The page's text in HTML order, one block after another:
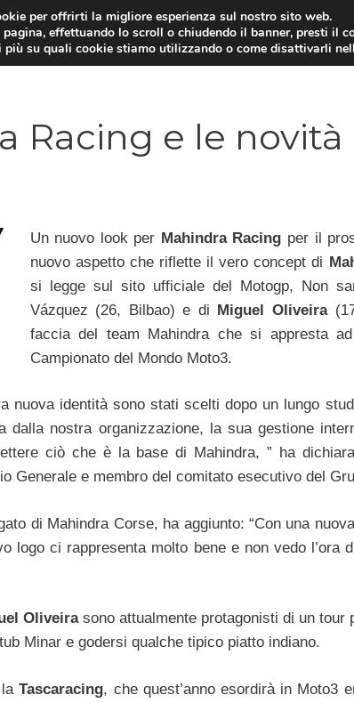
Racing e le novità
Un nuovo look per Mahindra Racing per il
nuovo aspetto che riflette il vero concept di
si legge sul sito ufficiale del Motogp, Non
Vázquez (26, Bilbao) e di Miguel Oliveira
faccia del team Mahindra che si appresta
Campionato del Mondo Moto3.
nuova identità sono stati scelti dopo un lungo
dalla nostra organizzazione, la sua gestione
ciò che è la base di Mahindra, ” ha
Generale e membro del comitato esecutivo del
di Mahindra Corse, ha aggiunto: “Con una
logo ci rappresenta molto bene e non vedo l’ora
Oliveirasono attualmente protagonisti di un tour
Minar e godersi qualche tipico piatto indiano.
laTascaracing, che quest’anno esordirà in Moto3
per offrirti la migliore esperienza sul nostro sito web.
effettuando lo scroll o chiudendo il banner, presti il
più su quali cookie stiamo utilizzando o come disattivarli